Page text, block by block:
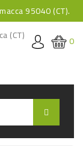
95040 (CT).
0
(CT)